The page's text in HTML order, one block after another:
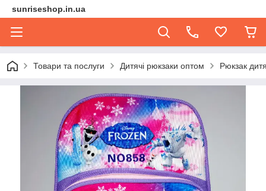
sunriseshop.in.ua
Товари та послуги Дитячі рюкзаки оптом Рюкзак